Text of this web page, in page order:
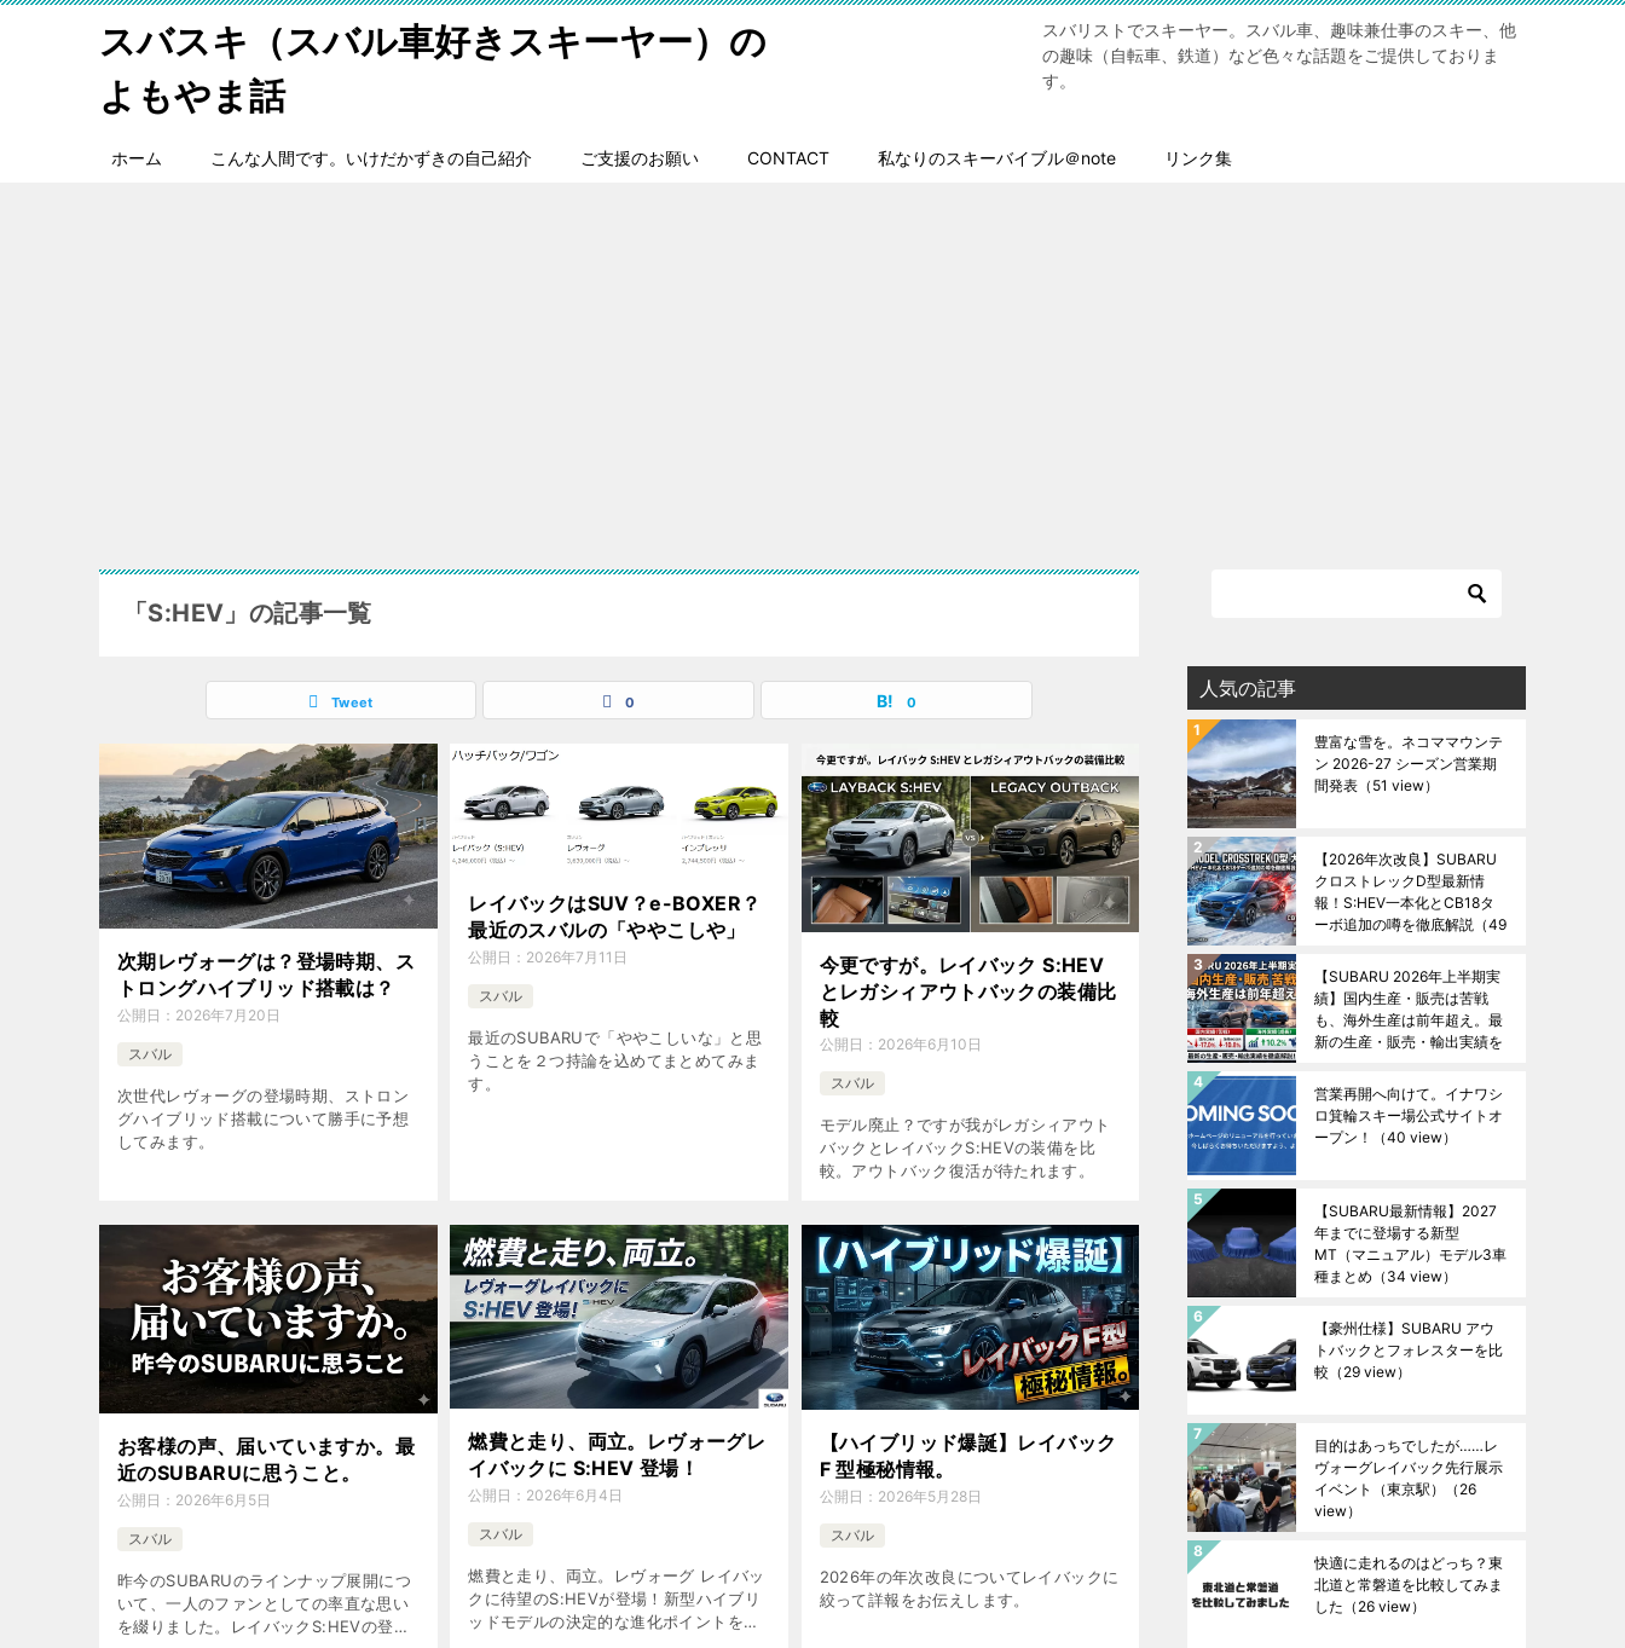
スバスキ（スバル車好きスキーヤー）の
よもやま話
スバリストでスキーヤー。スバル車、趣味兼仕事のスキー、他
の趣味（自転車、鉄道）など色々な話題をご提供しておりま
す。
ホーム こんな人間です。いけだかずきの自己紹介 ご支援のお願い CONTACT 私なりのスキーバイブル＠note リンク集
「S:HEV」の記事一覧
Tweet 0 0
次期レヴォーグは？登場時期、ス
トロングハイブリッド搭載は？
公開日： 2026年7月20日
スバル
次世代レヴォーグの登場時期、ストロン
グハイブリッド搭載について勝手に予想
してみます。
レイバックはSUV？e-BOXER？
最近のスバルの「ややこしや」
公開日： 2026年7月11日
スバル
最近のSUBARUで「ややこしいな」と思
うことを２つ持論を込めてまとめてみま
す。
今更ですが。レイバック S:HEV
とレガシィアウトバックの装備比
較
公開日： 2026年6月10日
スバル
モデル廃止？ですが我がレガシィアウト
バックとレイバックS:HEVの装備を比
較。アウトバック復活が待たれます。
お客様の声、届いていますか。最
近のSUBARUに思うこと。
公開日： 2026年6月5日
スバル
昨今のSUBARUのラインナップ展開につ
いて、一人のファンとしての率直な思い
を綴りました。レイバックS:HEVの登場
燃費と走り、両立。レヴォーグレ
イバックに S:HEV 登場！
公開日： 2026年6月4日
スバル
燃費と走り、両立。レヴォーグ レイバッ
クに待望のS:HEVが登場！新型ハイブリ
ッドモデルの決定的な進化ポイントを徹
【ハイブリッド爆誕】レイバック
F 型極秘情報。
公開日： 2026年5月28日
スバル
2026年の年次改良についてレイバックに
絞って詳報をお伝えします。
人気の記事
豊富な雪を。ネコママウンテ
ン 2026-27 シーズン営業期
間発表 （51 view）
【2026年次改良】SUBARU
クロストレックD型最新情
報！S:HEV一本化とCB18タ
ーボ追加の噂を徹底解説 （49
【SUBARU 2026年上半期実
績】国内生産・販売は苦戦
も、海外生産は前年超え。最
新の生産・販売・輸出実績を
営業再開へ向けて。イナワシ
ロ箕輪スキー場公式サイトオ
ープン！
（40 view）
【SUBARU最新情報】2027
年までに登場する新型
MT（マニュアル）モデル3車
種まとめ （34 view）
【豪州仕様】SUBARU アウ
トバックとフォレスターを比
較 （29 view）
目的はあっちでしたが……レ
ヴォーグレイバック先行展示
イベント（東京駅）
（26
view）
快適に走れるのはどっち？東
北道と常磐道を比較してみま
した （26 view）